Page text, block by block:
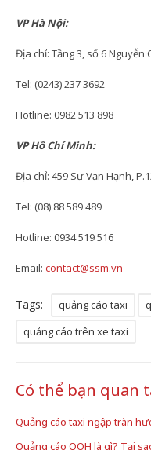
VP Hà Nội:
Địa chỉ: Tầng 3, số 6 Nguyễn
Tel: (0243) 237 3692
Hotline: 0982 513 898
VP Hồ Chí Minh:
Địa chỉ: 459 Sư Vạn Hạnh,
Tel: (08) 88 589 489
Hotline: 0934 519 516
Email: contact@ssm.vn
Tags: quảng cáo taxi
quảng cáo trên xe taxi
Có thể bạn quan
Quảng cáo taxi ngập tràn
Quảng cáo OOH là gì? Tại